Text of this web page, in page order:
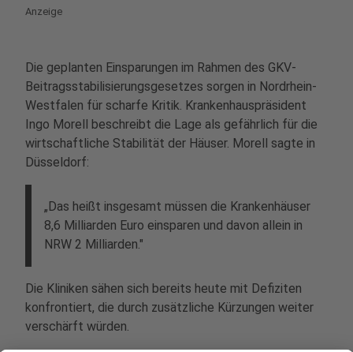
Anzeige
Die geplanten Einsparungen im Rahmen des GKV-
Beitragsstabilisierungsgesetzes sorgen in Nordrhein-
Westfalen für scharfe Kritik. Krankenhauspräsident
Ingo Morell beschreibt die Lage als gefährlich für die
wirtschaftliche Stabilität der Häuser. Morell sagte in
Düsseldorf:
„Das heißt insgesamt müssen die Krankenhäuser
8,6 Milliarden Euro einsparen und davon allein in
NRW 2 Milliarden."
Die Kliniken sähen sich bereits heute mit Defiziten
konfrontiert, die durch zusätzliche Kürzungen weiter
verschärft würden.